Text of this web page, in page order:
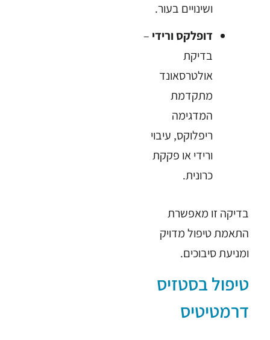
ושינויים בעור.
דופלקס ורידי –
בדיקת
אולטרסאונד
מתקדמת
המדגימה
ריפלוקס, עיבוי
ורידי או פקקת
כרונית.
בדיקה זו מאפשרת
התאמת טיפול מדויק
ומניעת סיבוכים.
טיפול בסטזיס
דרמטיטיס